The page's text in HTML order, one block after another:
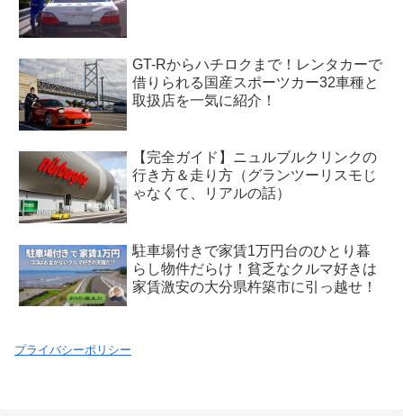
GT-Rからハチロクまで！レンタカーで
借りられる国産スポーツカー32車種と
取扱店を一気に紹介！
【完全ガイド】ニュルブルクリンクの
行き方＆走り方（グランツーリスモじ
ゃなくて、リアルの話）
駐車場付きで家賃1万円台のひとり暮
らし物件だらけ！貧乏なクルマ好きは
家賃激安の大分県杵築市に引っ越せ！
プライバシーポリシー